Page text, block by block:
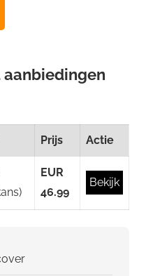
aanbiedingen
Prijs Actie
EUR
46.99
Bekijk